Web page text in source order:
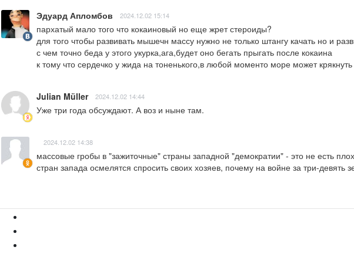
Эдуард Апломбов 2024.12.02 15:14
пархатый мало того что кокаиновый но еще жрет стероиды?
для того чтобы развивать мышечн массу нужно не только штангу качать но и
с чем точно беда у этого укурка,ага,будет оно бегать прыгать после кокаина
к тому что сердечко у жида на тоненького,в любой моменто море может крякнуть
Julian Müller 2024.12.02 14:44
Уже три года обсуждают. А воз и ныне там.
2024.12.02 14:38
массовые гробы в "зажиточные" страны западной "демократии" - это не есть
стран запада осмелятся спросить своих хозяев, почему на войне за три-девять